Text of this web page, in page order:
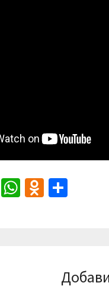
Telegram
WhatsApp